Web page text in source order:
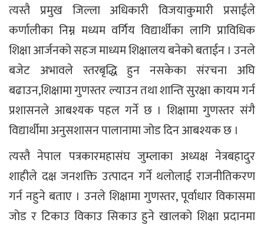
त्यस्तै प्रमुख जिल्ला अधिकारी विजयाकुमारी प्रसाईंले
कर्णालीका निम्न मध्यम वर्गिय विद्यार्थीका लागि प्राविधिक
शिक्षा आर्जनको सहज माध्यम शिक्षालय बनेको बताईन । उनले
बजेट अभावले स्तरबृद्धि हुन नसकेका संरचना अघि
बढाउन,शिक्षामा गुणस्तर ल्याउन तथा शान्ति सुरक्षा कायम गर्न
प्रशासनले आबश्यक पहल गर्ने छ । शिक्षामा गुणस्तर संगै
विद्यार्थीमा अनुसशासन पालानामा जोड दिन आबश्यक छ ।
त्यस्तै नेपाल पत्रकारमहासंघ जुम्लाका अध्यक्ष नेत्रबहादुर
शाहीले दक्ष जनशक्ति उत्पादन गर्ने थलोलाई राजनीतिकरण
गर्न नहुने बताए । उनले शिक्षामा गुणस्तर, पूर्वाधार विकासमा
जोड र टिकाउ विकाउ सिकाउ हुने खालको शिक्षा प्रदानमा